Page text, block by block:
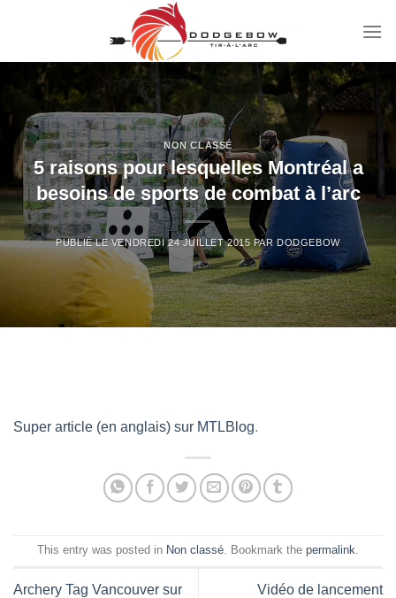
NON CLASSÉ
5 raisons pour lesquelles Montréal a
besoins de sports de combat à l’arc
PUBLIÉ LE VENDREDI 24 JUILLET 2015 PAR DODGEBOW
Super article (en anglais) sur MTLBlog.
This entry was posted in Non classé. Bookmark the permalink.
Archery Tag Vancouver sur
Vidéo de lancement